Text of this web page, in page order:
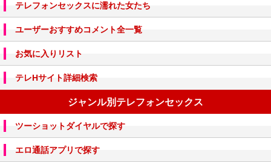
テレフォンセックスに濡れた女たち
ユーザーおすすめコメント全一覧
お気に入りリスト
テレHサイト詳細検索
ジャンル別テレフォンセックス
ツーショットダイヤルで探す
エロ通話アプリで探す